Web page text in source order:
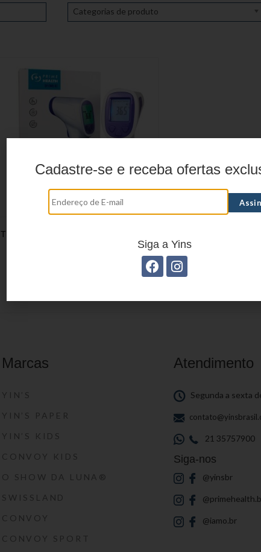
Categorias de produto
TERMÔMETRO INFRAVERMELHO
Marcas
YIN’S
YIN’S PAPER
YIN’S KIDS
CONVOY KIDS
O SHOW DA LUNA®
SWISSLAND
CONVOY
CONVOY SPORT
Atendimento
Segunda a sexta
21 35757900
Siga-nos
@yinsbr
@iamo.br
Cadastre-se e receba ofertas
Siga a Yins